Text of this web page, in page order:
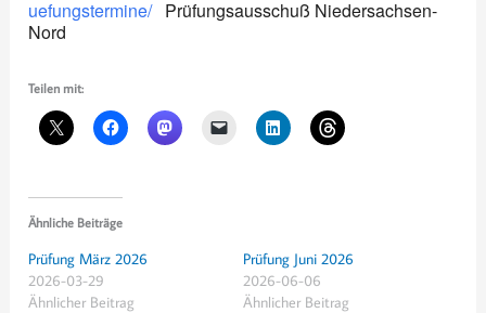
uefungstermine/Prüfungsausschuß Niedersachsen-
Nord
Teilen mit:
Ähnliche Beiträge
Prüfung März 2026
2026-03-29
Ähnlicher Beitrag
Prüfung Juni 2026
2026-06-06
Ähnlicher Beitrag